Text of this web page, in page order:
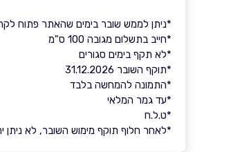
*ניתן לממש שובר בימים שהאתר פתוח
*חייב בתשלום מגובה 100 ס"מ
*לא תקף בימים סגורים
*תוקף השובר 31.12.2026
*התמונה להמחשה בלבד
*עד גמר המלאי
*ט.ל.ח
*לאחר חלוף תוקף מימוש השובר, לא ניתן